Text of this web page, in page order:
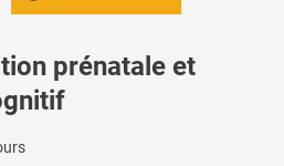
prénatale et